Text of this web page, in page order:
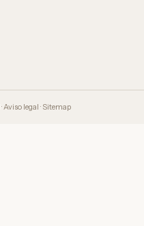
·Aviso legal · Sitemap